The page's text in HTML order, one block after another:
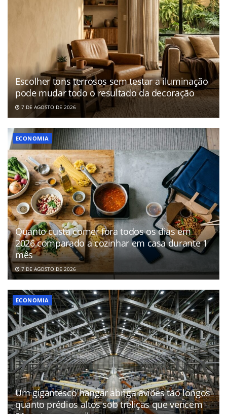
Escolher tons terrosos sem testar a iluminação
pode mudar todo o resultado da decoração
7 DE AGOSTO DE 2026
ECONOMIA
Quanto custa comer fora todos os dias em
2026 comparado a cozinhar em casa durante 1
mês
7 DE AGOSTO DE 2026
ECONOMIA
Um gigantesco hangar abriga aviões tão longos
quanto prédios altos sob treliças que vencem